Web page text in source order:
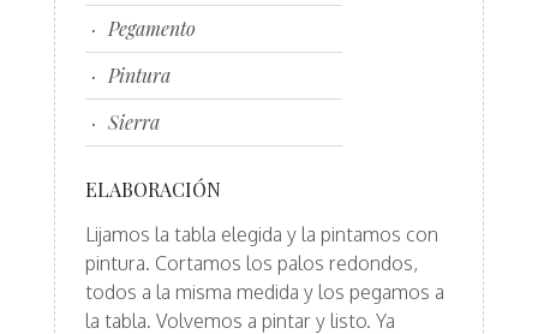
Pegamento
Pintura
Sierra
ELABORACIÓN
Lijamos la tabla elegida y la pintamos con
pintura. Cortamos los palos redondos,
todos a la misma medida y los pegamos a
la tabla. Volvemos a pintar y listo. Ya